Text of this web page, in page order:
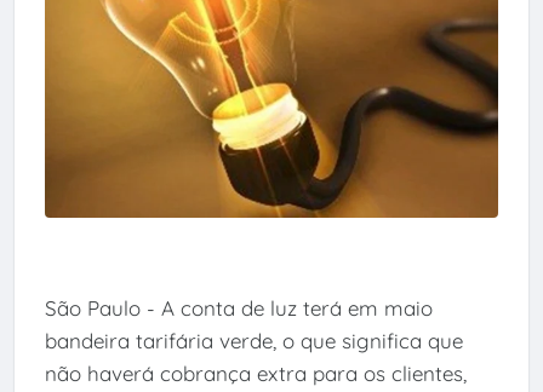
São Paulo - A conta de luz terá em maio
bandeira tarifária verde, o que significa que
não haverá cobrança extra para os clientes,